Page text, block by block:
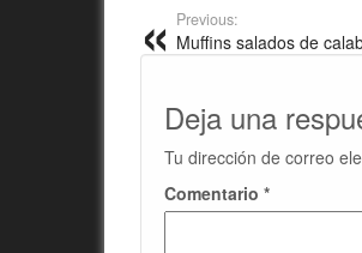
Previous:
Muffins salados de
Deja una
Tu dirección de correo
Comentario *